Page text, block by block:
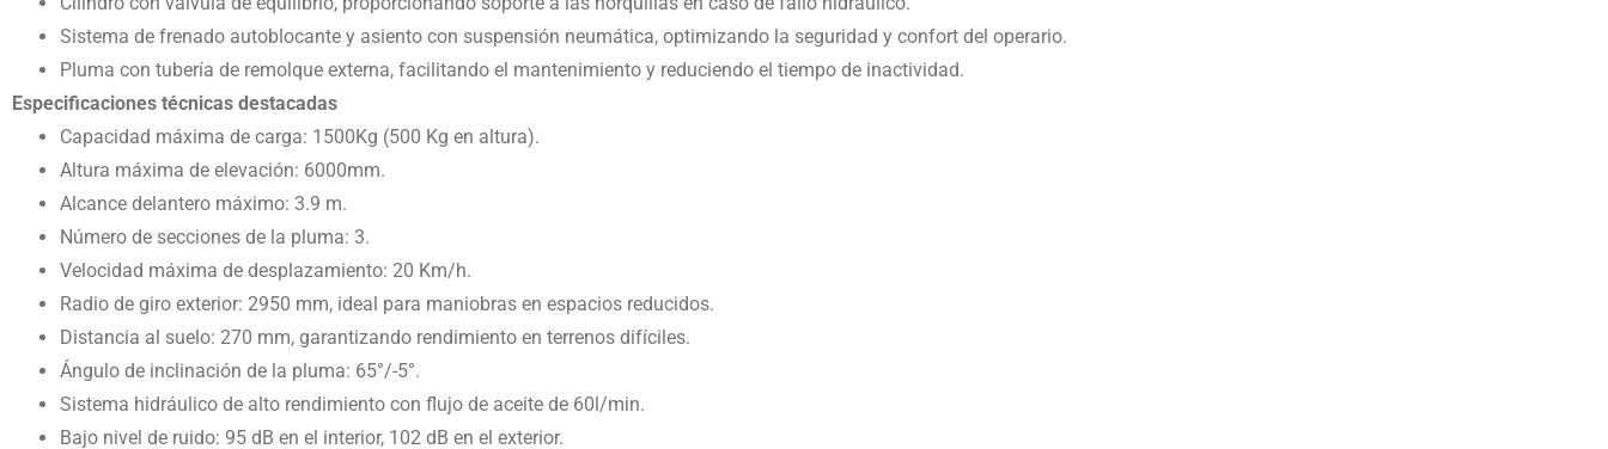
Sistema de frenado autoblocante y asiento con suspensión neumática, optimizando la seguridad y confort del operario.
Pluma con tubería de remolque externa, facilitando el mantenimiento y reduciendo el tiempo de inactividad.
Especificaciones técnicas destacadas
Capacidad máxima de carga: 1500Kg (500 Kg en altura).
Altura máxima de elevación: 6000mm.
Alcance delantero máximo: 3.9 m.
Número de secciones de la pluma: 3.
Velocidad máxima de desplazamiento: 20 Km/h.
Radio de giro exterior: 2950 mm, ideal para maniobras en espacios reducidos.
Distancia al suelo: 270 mm, garantizando rendimiento en terrenos difíciles.
Ángulo de inclinación de la pluma: 65°/-5°.
Sistema hidráulico de alto rendimiento con flujo de aceite de 60l/min.
Bajo nivel de ruido: 95 dB en el interior, 102 dB en el exterior.